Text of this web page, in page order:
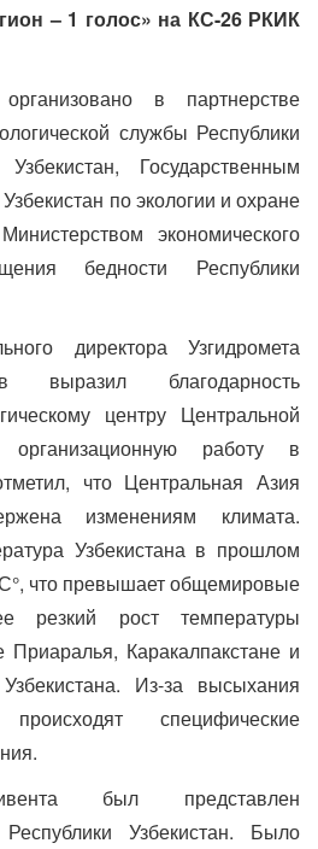
– 1 голос» на КС-26 РКИК
в партнерстве
службы Республики
Государственным
по экологии и охране
экономического
бедности Республики
директора Узгидромета
выразил благодарность
центру Центральной
работу в
что Центральная Азия
изменениям климата.
Узбекистана в прошлом
что превышает общемировые
резкий рост температуры
Приаралья, Каракалпакстане и
Из-за высыхания
специфические
был представлен
Узбекистан. Было